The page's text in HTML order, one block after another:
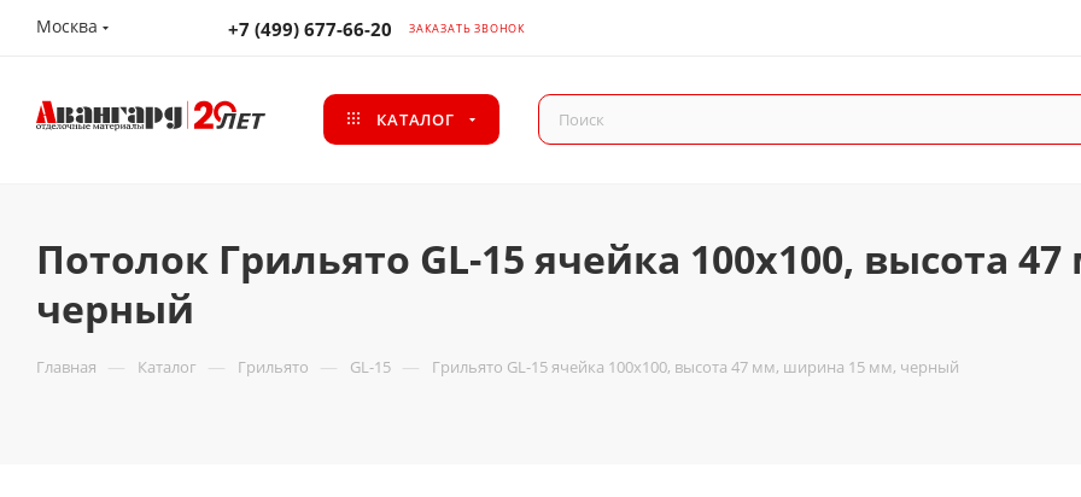
Москва +7 (499) 677-66-20 ЗАКАЗАТЬ ЗВОНОК
КАТАЛОГ
Потолок Грильято GL-15 ячейка 100x100, высота
черный
Главная — Каталог — Грильято — GL-15 — Грильято GL-15 ячейка 100x100, высота 47 мм, ширина 15 мм, черный